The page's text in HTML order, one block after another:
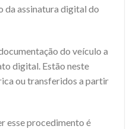
da assinatura digital do
do veículo a
digital. Estão neste
ou transferidos a partir
esse procedimento é